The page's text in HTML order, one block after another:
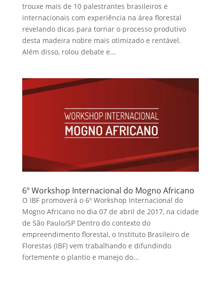
trouxe mais de 10 palestrantes brasileiros e
internacionais com experiência na área florestal
revelando dicas para tornar o processo produtivo
desta madeira nobre mais otimizado e rentável.
Além disso, rolou debate e...
6º Workshop Internacional do Mogno Africano
O IBF promoverá o 6º Workshop Internacional do
Mogno Africano no dia 07 de abril de 2017, na cidade
de São Paulo/SP Dentro do contexto do
empreendimento florestal, o Instituto Brasileiro de
Florestas (IBF) vem trabalhando e difundindo
fortemente o plantio e manejo do...